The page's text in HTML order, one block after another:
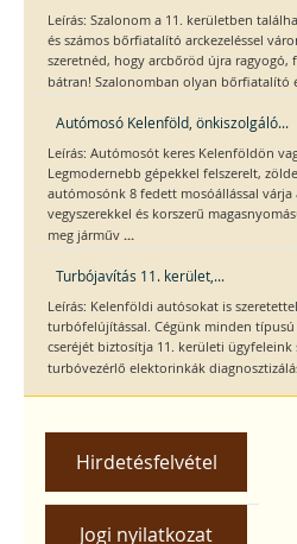
Leírás: Szalonom a 11. kerületben
és számos bőrfiatalító arckezeléssel
szeretnéd, hogy arcbőröd újra ragyogó,
bátran! Szalonomban olyan bőrfiatalító
Autómosó Kelenföld, önkiszolgáló...
Leírás: Autómosót keres Kelenföldön
Legmodernebb gépekkel felszerelt,
autómosónk 8 fedett mosóállással
vegyszerekkel és korszerű
meg járműv ...
Turbójavítás 11. kerület,...
Leírás: Kelenföldi autósokat is
turbófelújítással. Cégünk minden
cseréjét biztosítja 11. kerületi
turbóvezérlő elektorinkák
Hirdetésfelvétel
Jogi nyilatkozat